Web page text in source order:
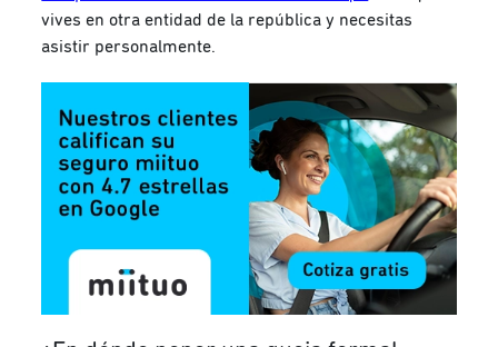
vives en otra entidad de la república y necesitas
asistir personalmente.